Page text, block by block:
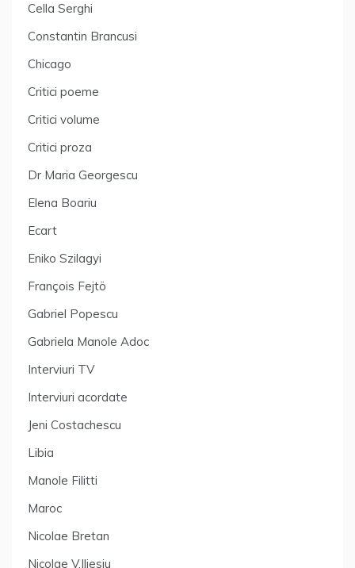
Cella Serghi
Constantin Brancusi
Chicago
Critici poeme
Critici volume
Critici proza
Dr Maria Georgescu
Elena Boariu
Ecart
Eniko Szilagyi
François Fejtö
Gabriel Popescu
Gabriela Manole Adoc
Interviuri TV
Interviuri acordate
Jeni Costachescu
Libia
Manole Filitti
Maroc
Nicolae Bretan
Nicolae V.Iliesiu